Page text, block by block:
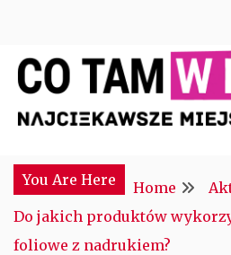
content
CTM POLONIA
You Are Here
Home
Do jakich produktów
foliowe z nadrukiem?